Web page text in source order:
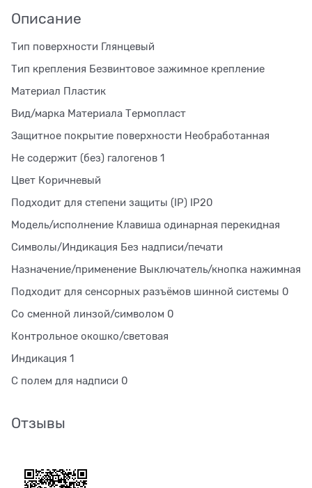
Описание
Тип поверхности Глянцевый
Тип крепления Безвинтовое зажимное крепление
Материал Пластик
Вид/марка Материала Термопласт
Защитное покрытие поверхности Необработанная
Не содержит (без) галогенов 1
Цвет Коричневый
Подходит для степени защиты (IP) IP20
Модель/исполнение Клавиша одинарная перекидная
Символы/Индикация Без надписи/печати
Назначение/применение Выключатель/кнопка нажимная
Подходит для сенсорных разъёмов шинной системы 0
Со сменной линзой/символом 0
Контрольное окошко/световая
Индикация 1
С полем для надписи 0
Отзывы